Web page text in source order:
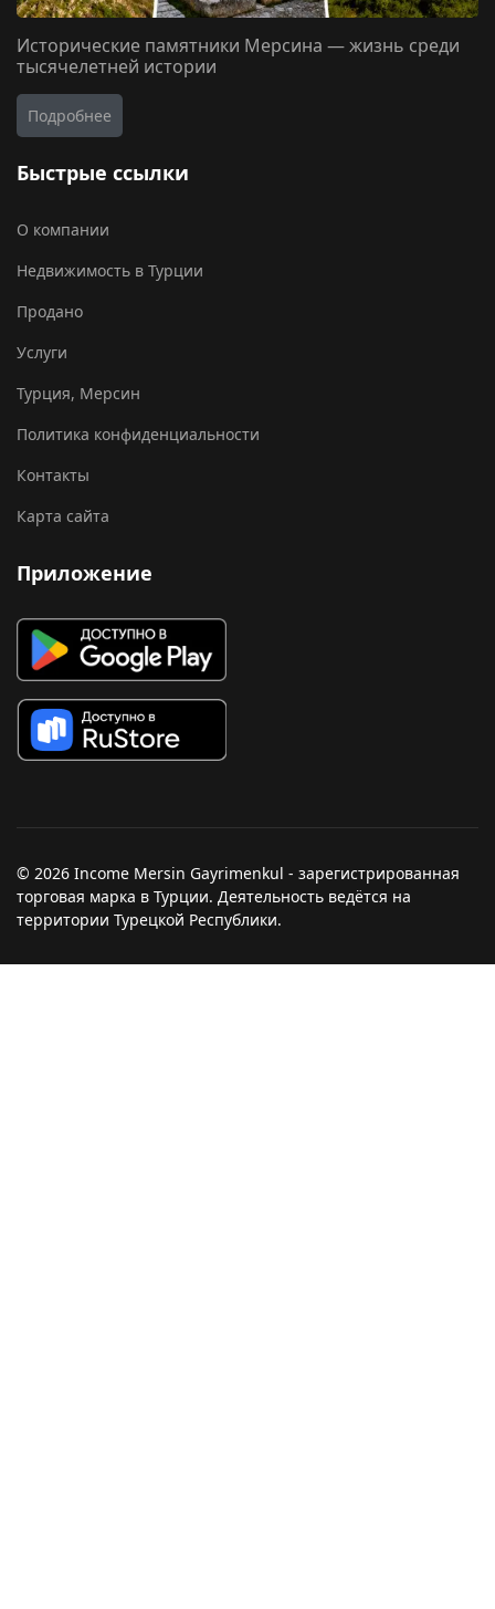
Исторические памятники Мерсина — жизнь среди
тысячелетней истории
Подробнее
Быстрые ссылки
О компании
Недвижимость в Турции
Продано
Услуги
Турция, Мерсин
Политика конфиденциальности
Контакты
Карта сайта
Приложение
© 2026 Income Mersin Gayrimenkul - зарегистрированная
торговая марка в Турции. Деятельность ведётся на
территории Турецкой Республики.